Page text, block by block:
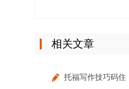
相关文章
托福写作技巧码住